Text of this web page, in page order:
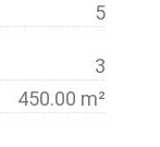
5
3
450.00 m²